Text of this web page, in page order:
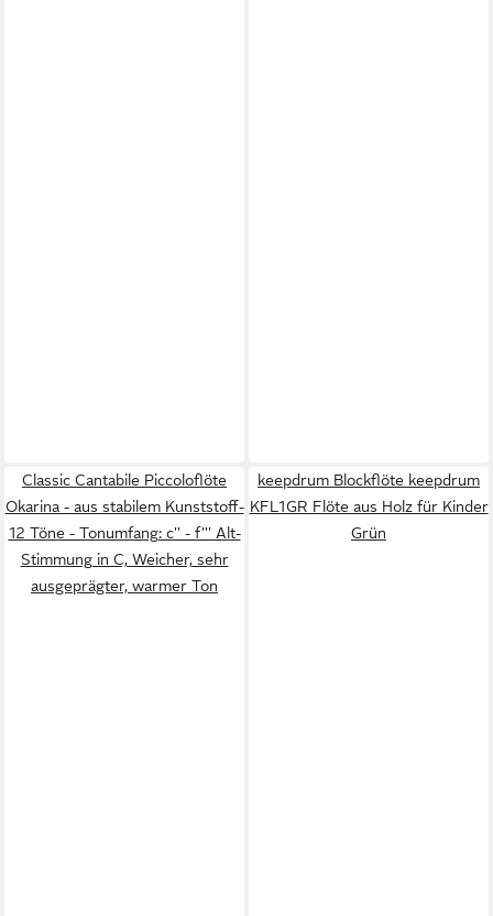
Classic Cantabile Piccoloflöte
Okarina - aus stabilem Kunststoff-
12 Töne - Tonumfang: c'' - f''' Alt-
Stimmung in C, Weicher, sehr
ausgeprägter, warmer Ton
keepdrum Blockflöte keepdrum
KFL1GR Flöte aus Holz für Kinder
Grün